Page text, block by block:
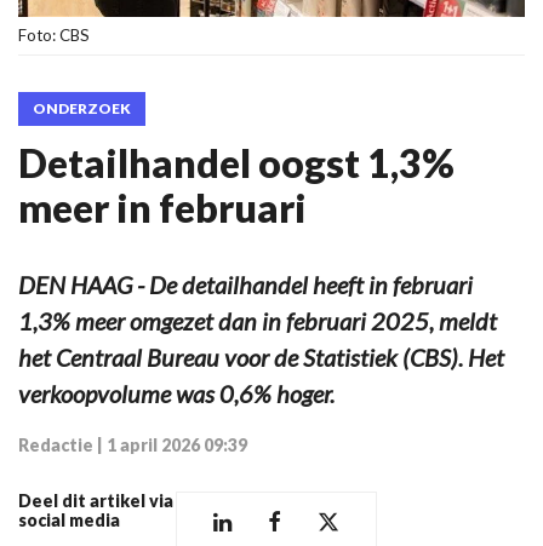
Foto: CBS
ONDERZOEK
Detailhandel oogst 1,3%
meer in februari
DEN HAAG - De detailhandel heeft in februari
1,3% meer omgezet dan in februari 2025, meldt
het Centraal Bureau voor de Statistiek (CBS). Het
verkoopvolume was 0,6% hoger.
Redactie 1 april 2026 09:39
Deel dit artikel via
social media